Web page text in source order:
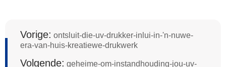
Vorige: ontsluit-die-uv-drukker-inlui-in-'n-nuwe-
era-van-huis-kreatiewe-drukwerk
Volgende: geheime-om-instandhouding-jou-uv-